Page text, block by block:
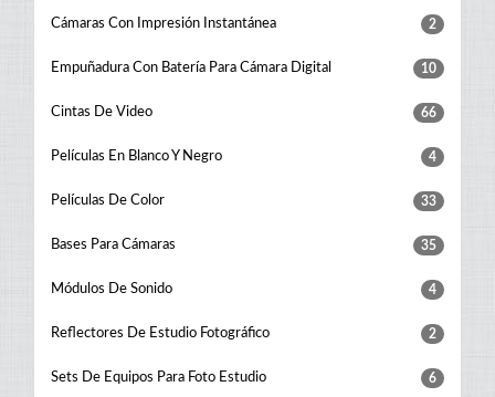
Cámaras Con Impresión Instantánea 2
Empuñadura Con Batería Para Cámara Digital 10
Cintas De Video 66
Películas En Blanco Y Negro 4
Películas De Color 33
Bases Para Cámaras 35
Módulos De Sonido 4
Reflectores De Estudio Fotográfico 2
Sets De Equipos Para Foto Estudio 6